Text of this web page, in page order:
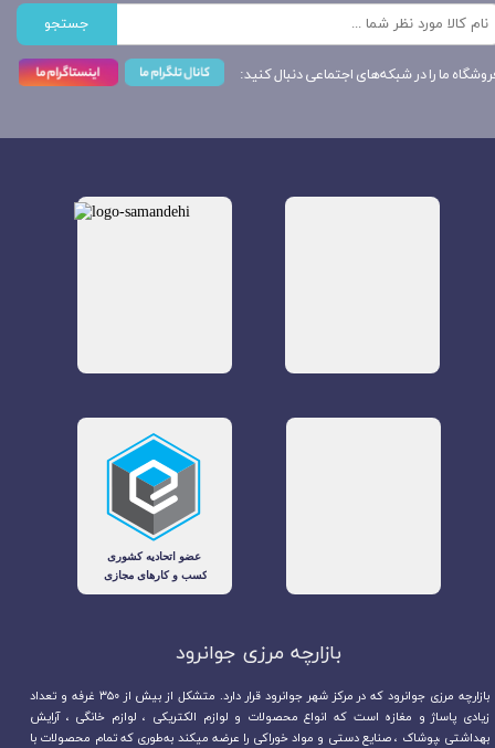
بازارچه مرزی جوانرود​​​​​​​
بازارچه مرزی جوانرود که در مرکز شهر جوانرود قرار دارد. متشکل از بیش از ۳۵۰ غرفه و تعداد
زیادی پاساژ و مغازه است که انواع محصولات و لوازم الکتریکی ، لوازم خانگی ، آرایش
بهداشتی ،پوشاک ، صنایع دستی و مواد خوراکی را عرضه میکند به‌طوری که تمام محصولات با
جستجو
ما را در شبکه‌های اجتماعی دنبال کنید: